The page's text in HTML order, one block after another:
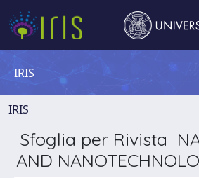
IRIS
IRIS
Sfoglia per Rivista
AND